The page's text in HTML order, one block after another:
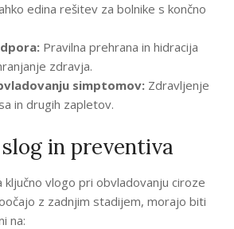
edina rešitev za bolnike s končno
Pravilna prehrana in hidracija
zdravja.
simptomov: Zdravljenje
in drugih zapletov.
in preventiva
ključno vlogo pri obvladovanju ciroze
z zadnjim stadijem, morajo biti
na: